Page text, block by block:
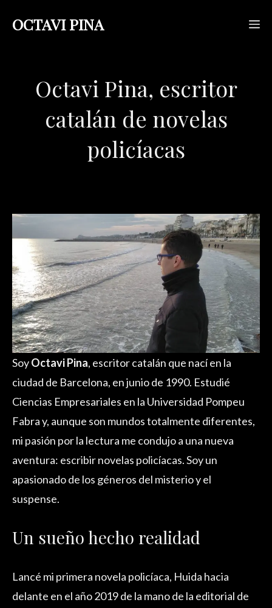
OCTAVI PINA
Octavi Pina, escritor
catalán de novelas
policíacas
SoyOctavi Pina, escritor catalán que nací en la
ciudad de Barcelona, en junio de 1990. Estudié
Ciencias Empresariales en la Universidad Pompeu
Fabra y, aunque son mundos totalmente diferentes,
mi pasión por la lectura me condujo a una nueva
aventura: escribir novelas policíacas. Soy un
apasionado de los géneros del misterio y el
suspense.
Un sueño hecho realidad
Lancé mi primera novela policíaca, Huida hacia
delante en el año 2019 de la mano de la editorial de